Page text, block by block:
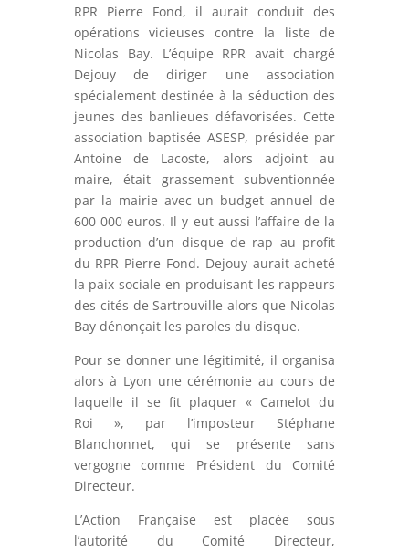
RPR Pierre Fond, il aurait conduit des
opérations vicieuses contre la liste de
Nicolas Bay. L’équipe RPR avait chargé
Dejouy de diriger une association
spécialement destinée à la séduction des
jeunes des banlieues défavorisées. Cette
association baptisée ASESP, présidée par
Antoine de Lacoste, alors adjoint au
maire, était grassement subventionnée
par la mairie avec un budget annuel de
600 000 euros. Il y eut aussi l’affaire de la
production d’un disque de rap au profit
du RPR Pierre Fond. Dejouy aurait acheté
la paix sociale en produisant les rappeurs
des cités de Sartrouville alors que Nicolas
Bay dénonçait les paroles du disque.
Pour se donner une légitimité, il organisa
alors à Lyon une cérémonie au cours de
laquelle il se fit plaquer « Camelot du
Roi », par l’imposteur Stéphane
Blanchonnet, qui se présente sans
vergogne comme Président du Comité
Directeur.
L’Action Française est placée sous
l’autorité du Comité Directeur,